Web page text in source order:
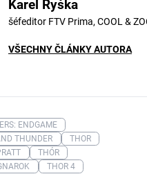
Karel Ryška
šéfeditor FTV Prima, COOL &
VŠECHNY ČLÁNKY AUTORA
ENDGAME
THUNDER
THOR
THÓR
THOR 4